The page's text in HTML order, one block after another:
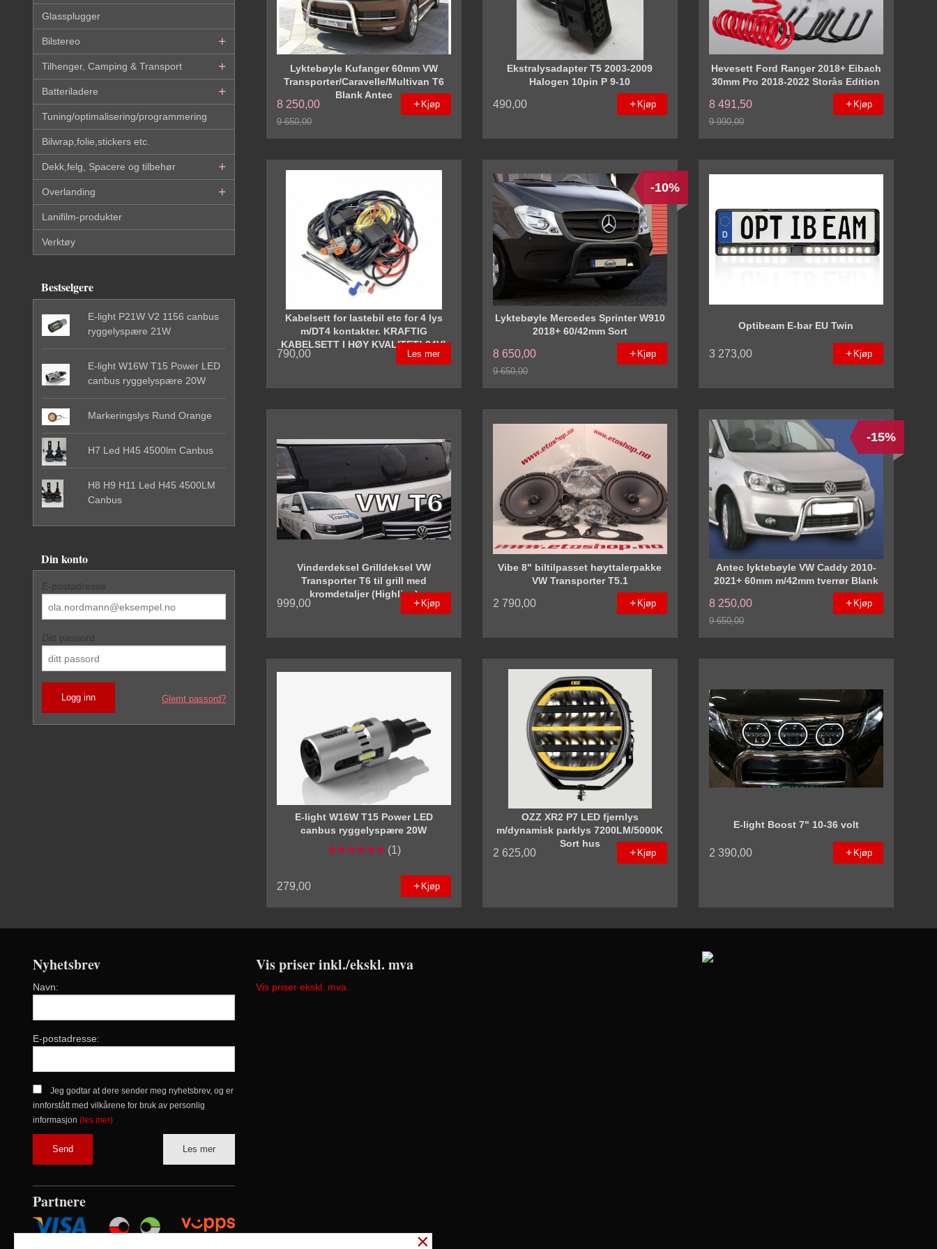
Glassplugger
Bilstereo
Tilhenger, Camping & Transport
Batteriladere
Tuning/optimalisering/programmering
Bilwrap,folie,stickers etc.
Dekk,felg, Spacere og tilbehør
Overlanding
Lanifilm-produkter
Verktøy
Bestselgere
E-light P21W V2 1156 canbus
ryggelyspære 21W
E-light W16W T15 Power LED
canbus ryggelyspære 20W
Markeringslys Rund Orange
H7 Led H45 4500lm Canbus
H8 H9 H11 Led H45 4500LM
Canbus
Din konto
E-postadresse
Ditt passord
Glemt passord?
Lyktebøyle Kufanger 60mm VW
Transporter/Caravelle/Multivan T6
Blank Antec
8 250,00
9 650,00
Kjøp
Ekstralysadapter T5 2003-2009
Halogen 10pin P 9-10
490,00 Kjøp
Hevesett Ford Ranger 2018+ Eibach
30mm Pro 2018-2022 Storås Edition
8 491,50
9 990,00
Kjøp
Kabelsett for lastebil etc for 4 lys
m/DT4 kontakter. KRAFTIG
KABELSETT I HØY KVALITET! 24V!
790,00 Les mer
Lyktebøyle Mercedes Sprinter W910
2018+ 60/42mm Sort
8 650,00
9 650,00
-10%
Kjøp
Optibeam E-bar EU Twin
3 273,00 Kjøp
Vinderdeksel Grilldeksel VW
Transporter T6 til grill med
kromdetaljer (Highline)
999,00 Kjøp
Vibe 8" biltilpasset høyttalerpakke
VW Transporter T5.1
2 790,00 Kjøp
Antec lyktebøyle VW Caddy 2010-
2021+ 60mm m/42mm tverrør Blank
8 250,00
9 650,00
-15%
Kjøp
E-light W16W T15 Power LED
canbus ryggelyspære 20W
(1)
279,00 Kjøp
OZZ XR2 P7 LED fjernlys
m/dynamisk parklys 7200LM/5000K
Sort hus
2 625,00 Kjøp
E-light Boost 7" 10-36 volt
2 390,00 Kjøp
Nyhetsbrev
Navn:
E-postadresse:
Jeg godtar at dere sender meg nyhetsbrev, og er
innforstått med vilkårene for bruk av personlig
informasjon (les mer)
Les mer
Partnere
Vis priser inkl./ekskl. mva
Vis priser ekskl. mva.
×